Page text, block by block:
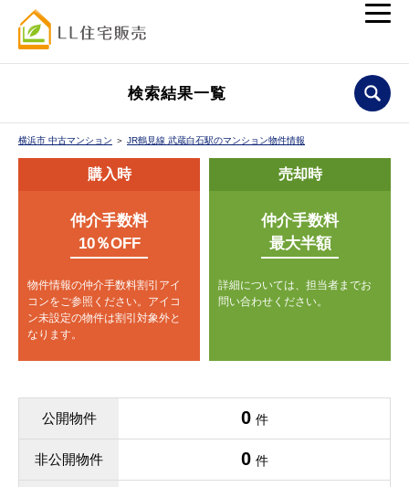
検索結果一覧
横浜市 中古マンション ＞ JR鶴見線 武蔵白石駅のマンション物件情報
購入時
仲介手数料
10％OFF
物件情報の仲介手数料割引アイ
コンをご参照ください。 アイコ
ン未設定の物件は割引対象外と
なります。
売却時
仲介手数料
最大半額
詳細については、担当者までお
問い合わせください。
公開物件 0 件
非公開物件 0 件